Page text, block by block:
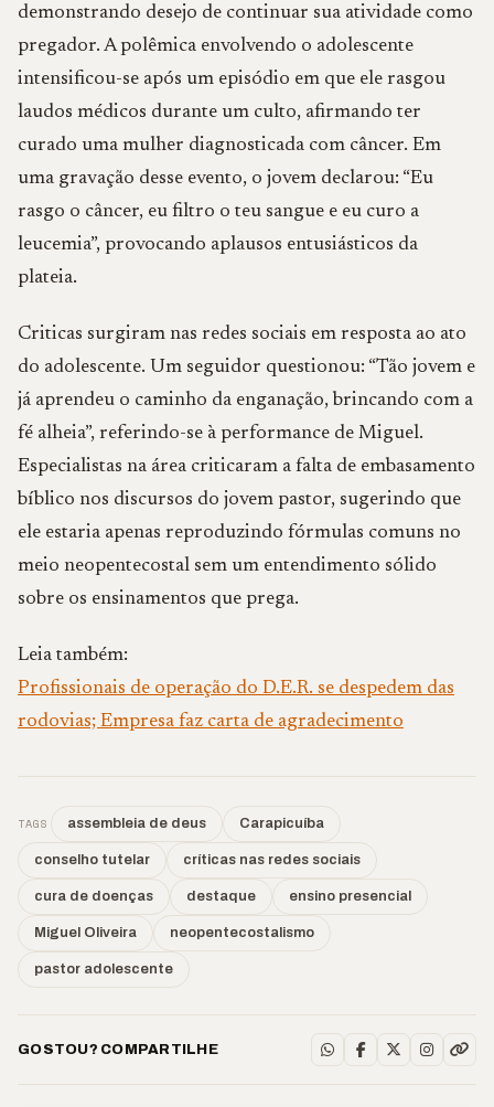
demonstrando desejo de continuar sua atividade como
pregador. A polêmica envolvendo o adolescente
intensificou-se após um episódio em que ele rasgou
laudos médicos durante um culto, afirmando ter
curado uma mulher diagnosticada com câncer. Em
uma gravação desse evento, o jovem declarou: “Eu
rasgo o câncer, eu filtro o teu sangue e eu curo a
leucemia”, provocando aplausos entusiásticos da
plateia.
Criticas surgiram nas redes sociais em resposta ao ato
do adolescente. Um seguidor questionou: “Tão jovem e
já aprendeu o caminho da enganação, brincando com a
fé alheia”, referindo-se à performance de Miguel.
Especialistas na área criticaram a falta de embasamento
bíblico nos discursos do jovem pastor, sugerindo que
ele estaria apenas reproduzindo fórmulas comuns no
meio neopentecostal sem um entendimento sólido
sobre os ensinamentos que prega.
Leia também:
Profissionais de operação do D.E.R. se despedem das
rodovias; Empresa faz carta de agradecimento
TAGS assembleia de deus Carapicuíba
conselho tutelar críticas nas redes sociais
cura de doenças destaque ensino presencial
Miguel Oliveira neopentecostalismo
pastor adolescente
GOSTOU? COMPARTILHE